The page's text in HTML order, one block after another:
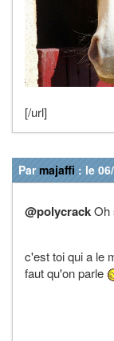
[/url]
Parmajaffi : le
@polycrackOh
c'est toi qui a le
faut qu'on parle